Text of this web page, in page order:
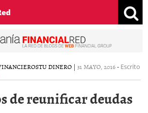
TU DINERO | 31 MAYO, 2016- Escrito
de reunificar deudas